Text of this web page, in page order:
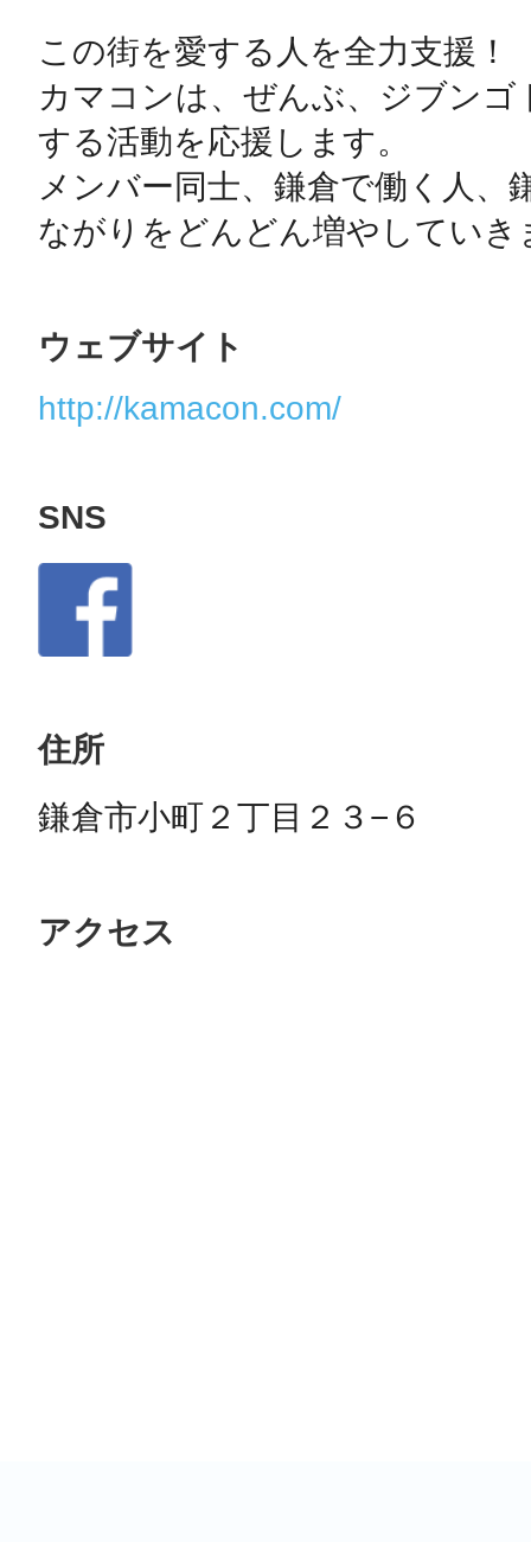
この街を愛する人を全力支援！
カマコンは、ぜんぶ、ジブン
する活動を応援します。
メンバー同士、鎌倉で働く人、
ながりをどんどん増やしていき
ウェブサイト
http://kamacon.com/
SNS
住所
鎌倉市小町２丁目２３−６
アクセス